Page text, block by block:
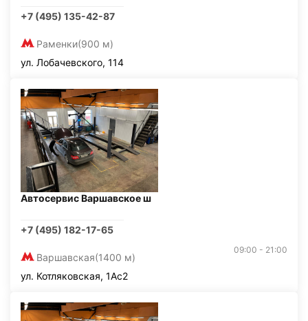
+7 (495) 135-42-87
Раменки(900 м)
ул. Лобачевского, 114
Автосервис Варшавское ш
+7 (495) 182-17-65
Варшавская(1400 м)
09:00 - 21:00
ул. Котляковская, 1Ас2